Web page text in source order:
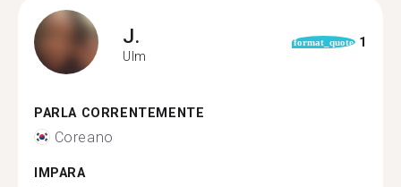
J.
Ulm
format_quote 1
PARLA CORRENTEMENTE
Coreano
IMPARA